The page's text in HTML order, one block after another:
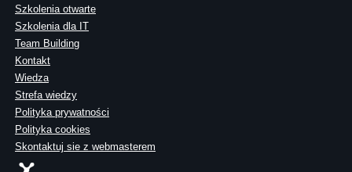
Szkolenia otwarte
Szkolenia dla IT
Team Building
Kontakt
Wiedza
Strefa wiedzy
Polityka prywatności
Polityka cookies
Skontaktuj sie z webmasterem